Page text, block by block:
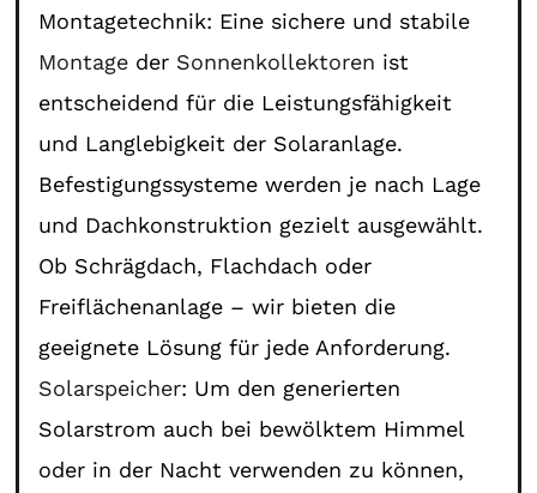
Montagetechnik: Eine sichere und stabile
Montage der Sonnenkollektoren ist
entscheidend für die Leistungsfähigkeit
und Langlebigkeit der Solaranlage.
Befestigungssysteme werden je nach Lage
und Dachkonstruktion gezielt ausgewählt.
Ob Schrägdach, Flachdach oder
Freiflächenanlage – wir bieten die
geeignete Lösung für jede Anforderung.
Solarspeicher: Um den generierten
Solarstrom auch bei bewölktem Himmel
oder in der Nacht verwenden zu können,